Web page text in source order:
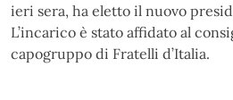
ieri sera, ha eletto il nuovo
L’incarico è stato affidato al
capogruppo di Fratelli d’Italia.